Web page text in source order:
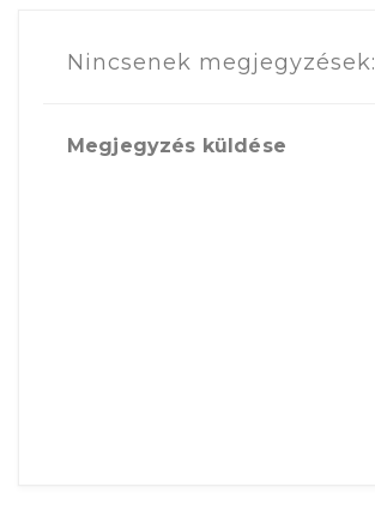
Nincsenek megjegyzések:
Megjegyzés küldése